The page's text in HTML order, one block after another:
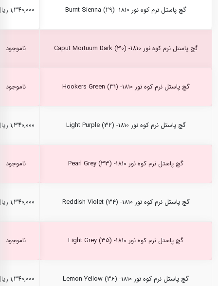
گچ پاستل نرم کوه نور Burnt Sienna (29) -1810 ۱,۳۴۰,۰۰۰ ریال
گچ پاستل نرم کوه نور Caput Mortuum Dark (30) -1810 ناموجود
گچ پاستل نرم کوه نور Hookers Green (31) -1810 ناموجود
گچ پاستل نرم کوه نور Light Purple (32) -1810 ۱,۳۴۰,۰۰۰ ریال
گچ پاستل نرم کوه نور Pearl Grey (33) -1810 ناموجود
گچ پاستل نرم کوه نور Reddish Violet (34) -1810 ۱,۳۴۰,۰۰۰ ریال
گچ پاستل نرم کوه نور Light Grey (35) -1810 ناموجود
گچ پاستل نرم کوه نور Lemon Yellow (36) -1810 ۱,۳۴۰,۰۰۰ ریال